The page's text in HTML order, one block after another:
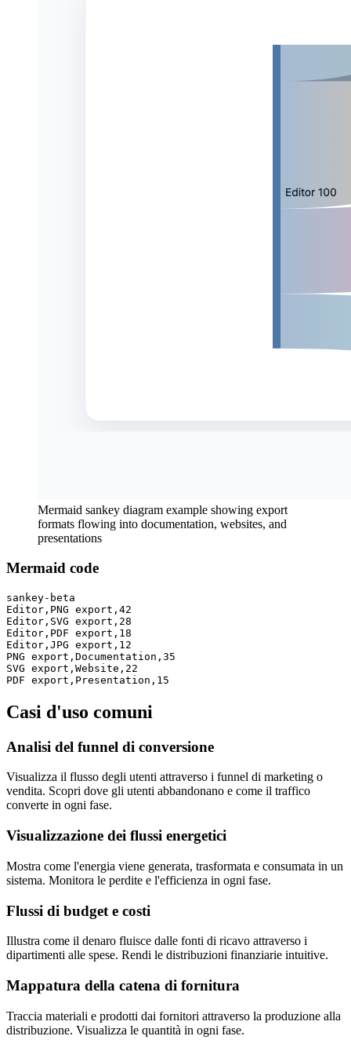
Mermaid sankey diagram example showing export
formats flowing into documentation, websites, and
presentations
Mermaid code
sankey-beta
Editor,PNG export,42
Editor,SVG export,28
Editor,PDF export,18
Editor,JPG export,12
PNG export,Documentation,35
SVG export,Website,22
PDF export,Presentation,15
Casi d'uso comuni
Analisi del funnel di conversione
Visualizza il flusso degli utenti attraverso i funnel di marketing o
vendita. Scopri dove gli utenti abbandonano e come il traffico
converte in ogni fase.
Visualizzazione dei flussi energetici
Mostra come l'energia viene generata, trasformata e consumata in un
sistema. Monitora le perdite e l'efficienza in ogni fase.
Flussi di budget e costi
Illustra come il denaro fluisce dalle fonti di ricavo attraverso i
dipartimenti alle spese. Rendi le distribuzioni finanziarie intuitive.
Mappatura della catena di fornitura
Traccia materiali e prodotti dai fornitori attraverso la produzione alla
distribuzione. Visualizza le quantità in ogni fase.